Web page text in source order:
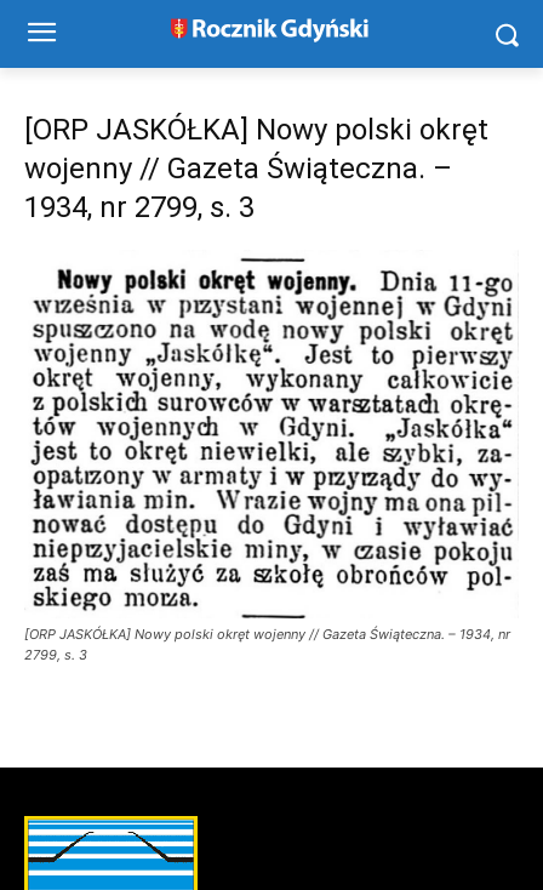
[ORP JASKÓŁKA] Nowy polski okręt
wojenny // Gazeta Świąteczna. –
1934, nr 2799, s. 3
[ORP JASKÓŁKA] Nowy polski okręt wojenny // Gazeta Świąteczna. – 1934, nr
2799, s. 3